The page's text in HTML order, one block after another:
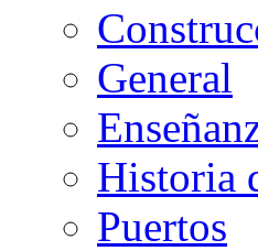
General
Historia
Puertos